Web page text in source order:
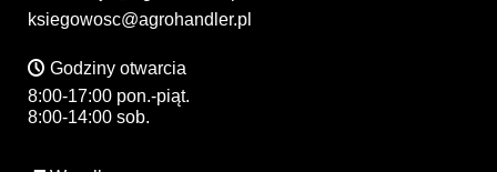
ksiegowosc@agrohandler.pl
Godziny otwarcia
8:00-17:00 pon.-piąt.
8:00-14:00 sob.